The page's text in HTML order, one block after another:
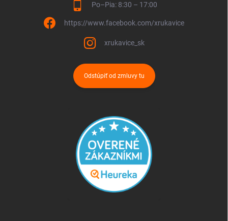
Po–Pia: 8:30 – 17:00
https://www.facebook.com/xrukavice
xrukavice_sk
Odstúpiť od zmluvy tu